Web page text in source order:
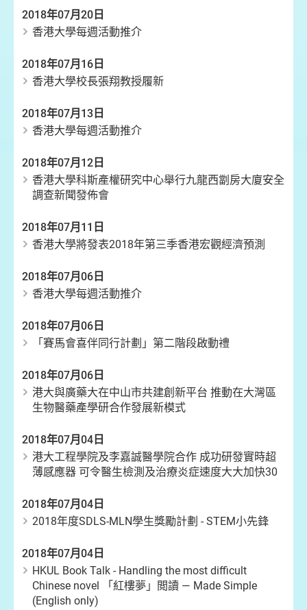
2018年07月20日
香港大學每週活動推介
2018年07月16日
香港大學校長張翔教授履新
2018年07月13日
香港大學每週活動推介
2018年07月12日
香港大學科斯產權研究中心舉行九龍西劏房大廈安全
調查新聞發佈會
2018年07月11日
香港大學將發表2018年第三季香港宏觀經濟預測
2018年07月06日
香港大學每週活動推介
2018年07月06日
「賽馬會喜伴同行計劃」第二階段啟動禮
2018年07月06日
港大與廣藥大在中山市共建創新平台 推動在大灣區
生物醫藥產學研合作發展新模式
2018年07月04日
港大工程學院及李嘉誠醫學院合作 成功研發實時超
薄感應器 可令醫生檢測及治療炎症速度大大加快30
2018年07月04日
2018年度SDLS-MLN學生獎勵計劃 - STEM小先鋒
2018年07月04日
HKUL Book Talk - Handling the most difficult
Chinese novel 「紅樓夢」閲讀 — Made Simple
(English only)